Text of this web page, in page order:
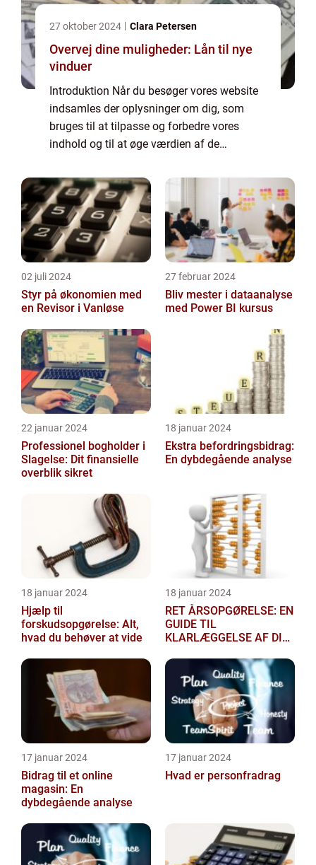
27 oktober 2024 Clara Petersen
Overvej dine muligheder: Lån til nye
vinduer
Introduktion Når du besøger vores website
indsamles der oplysninger om dig, som
bruges til at tilpasse og forbedre vores
indhold og til at øge værdien af de
ønsker, at der indsamles oplysninger, bør du
slett...
02 juli 2024
Styr på økonomien med
en Revisor i Vanløse
27 februar 2024
Bliv mester i dataanalyse
med Power BI kursus
22 januar 2024
Professionel bogholder i
Slagelse: Dit finansielle
overblik sikret
18 januar 2024
Ekstra befordringsbidrag:
En dybdegående analyse
18 januar 2024
Hjælp til
forskudsopgørelse: Alt,
hvad du behøver at vide
18 januar 2024
RET ÅRSOPGØRELSE: EN
GUIDE TIL
KLARLÆGGELSE AF DIN
17 januar 2024
Bidrag til et online
magasin: En
dybdegående analyse
17 januar 2024
Hvad er personfradrag